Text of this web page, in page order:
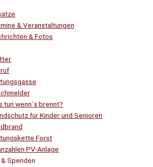
& Veranstaltungen
& Fotos
tun wenn´s brennt?
für Kinder und Senioren
Forst
PV-Anlage
Spenden